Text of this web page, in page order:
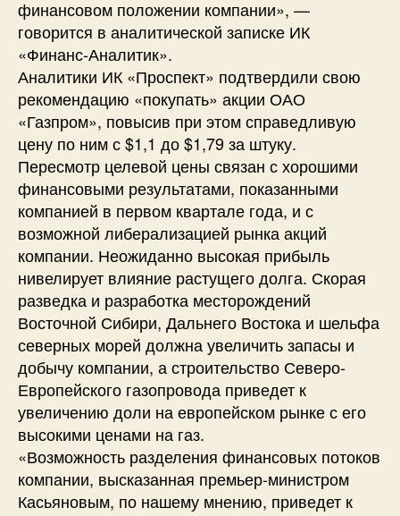
финансовом положении компании», —
говорится в аналитической записке ИК
«Финанс-Аналитик».
Аналитики ИК «Проспект» подтвердили свою
рекомендацию «покупать» акции ОАО
«Газпром», повысив при этом справедливую
цену по ним с $1,1 до $1,79 за штуку.
Пересмотр целевой цены связан с хорошими
финансовыми результатами, показанными
компанией в первом квартале года, и с
возможной либерализацией рынка акций
компании. Неожиданно высокая прибыль
нивелирует влияние растущего долга. Скорая
разведка и разработка месторождений
Восточной Сибири, Дальнего Востока и шельфа
северных морей должна увеличить запасы и
добычу компании, а строительство Северо-
Европейского газопровода приведет к
увеличению доли на европейском рынке с его
высокими ценами на газ.
«Возможность разделения финансовых потоков
компании, высказанная премьер-министром
Касьяновым, по нашему мнению, приведет к